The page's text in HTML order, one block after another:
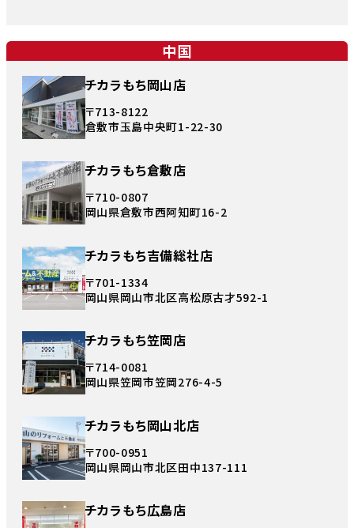
中国
チカラもち岡山店
〒713-8122
倉敷市玉島中央町1-22-30
チカラもち倉敷店
〒710-0807
岡山県倉敷市西阿知町16-2
チカラもち吉備総社店
〒701-1334
岡山県岡山市北区高松原古才592-1
チカラもち笠岡店
〒714-0081
岡山県笠岡市笠岡276-4-5
チカラもち岡山北店
〒700-0951
岡山県岡山市北区田中137-111
チカラもち広島店